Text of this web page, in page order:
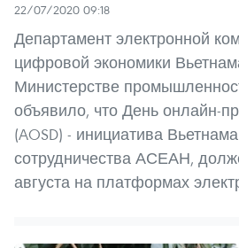
22/07/2020 09:18
Департамент электронной
цифровой экономики
Министерстве
объявило, что День онлайн-
(AOSD) - инициатива
сотрудничества АСЕАН,
августа на платформах